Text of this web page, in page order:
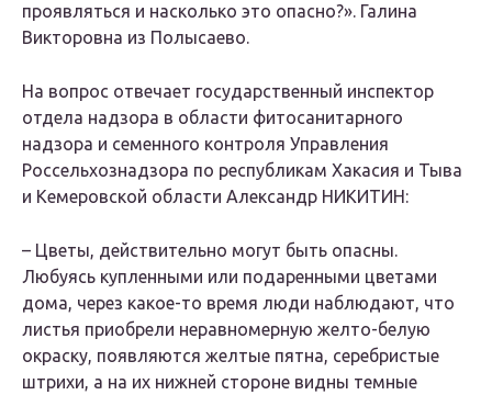
проявляться и насколько это опасно?». Галина
Викторовна из Полысаево.
На вопрос отвечает государственный инспектор
отдела надзора в области фитосанитарного
надзора и семенного контроля Управления
Россельхознадзора по республикам Хакасия и Тыва
и Кемеровской области Александр НИКИТИН:
– Цветы, действительно могут быть опасны.
Любуясь купленными или подаренными цветами
дома, через какое-то время люди наблюдают, что
листья приобрели неравномерную желто-белую
окраску, появляются желтые пятна, серебристые
штрихи, а на их нижней стороне видны темные